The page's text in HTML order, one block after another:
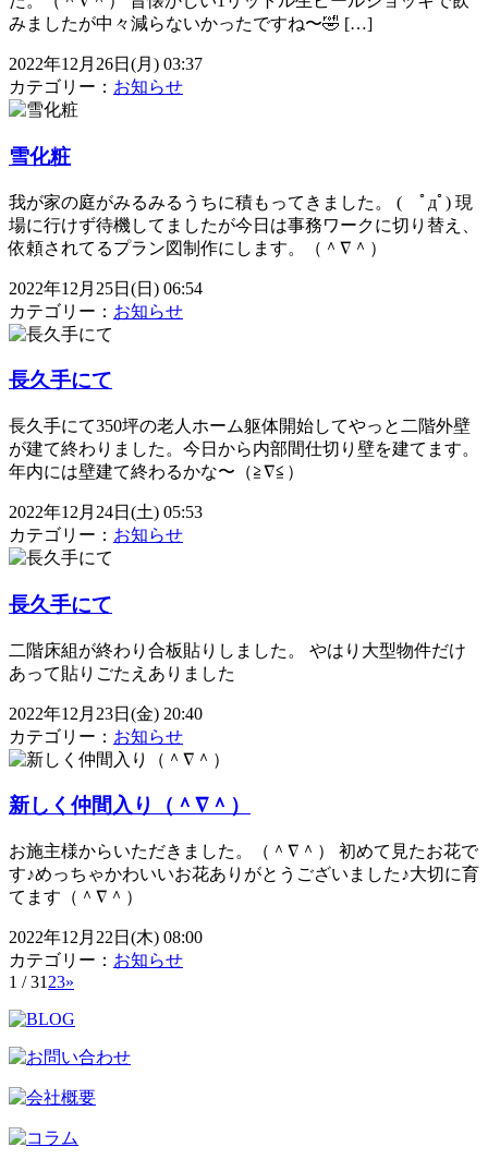
みましたが中々減らないかったですね〜🤣 […]
2022年12月26日(月) 03:37
カテゴリー： お知らせ
雪化粧
我が家の庭がみるみるうちに積もってきました。 ( ﾟдﾟ) 現
場に行けず待機してましたが今日は事務ワークに切り替え、
依頼されてるプラン図制作にします。（＾∇＾）
2022年12月25日(日) 06:54
カテゴリー： お知らせ
長久手にて
長久手にて350坪の老人ホーム躯体開始してやっと二階外壁
が建て終わりました。今日から内部間仕切り壁を建てます。
年内には壁建て終わるかな〜（≧∇≦）
2022年12月24日(土) 05:53
カテゴリー： お知らせ
長久手にて
二階床組が終わり合板貼りしました。 やはり大型物件だけ
あって貼りごたえありました
2022年12月23日(金) 20:40
カテゴリー： お知らせ
新しく仲間入り（＾∇＾）
お施主様からいただきました。（＾∇＾） 初めて見たお花で
す♪めっちゃかわいいお花ありがとうございました♪大切に育
てます（＾∇＾）
2022年12月22日(木) 08:00
カテゴリー： お知らせ
1 / 31 23»